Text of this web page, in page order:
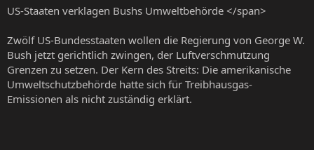
US-Staaten verklagen Bushs Umweltbehörde </span>
Zwölf US-Bundesstaaten wollen die Regierung von George W.
Bush jetzt gerichtlich zwingen, der Luftverschmutzung
Grenzen zu setzen. Der Kern des Streits: Die amerikanische
Umweltschutzbehörde hatte sich für Treibhausgas-
Emissionen als nicht zuständig erklärt.